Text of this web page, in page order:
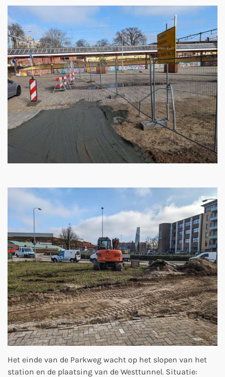
Het einde van de Parkweg wacht op het slopen van het
station en de plaatsing van de Westtunnel. Situatie: